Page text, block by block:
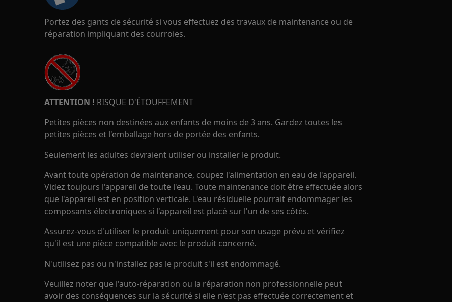
Portez des gants de sécurité si vous effectuez des travaux de maintenance ou de
réparation impliquant des courroies.
ATTENTION ! RISQUE D'ÉTOUFFEMENT
Petites pièces non destinées aux enfants de moins de 3 ans. Gardez toutes les
petites pièces et l'emballage hors de portée des enfants.
Seulement les adultes devraient utiliser ou installer le produit.
Avant toute opération de maintenance, coupez l'alimentation en eau de l'appareil.
Videz toujours l'appareil de toute l'eau. Toute maintenance doit être effectuée alors
que l'appareil est en position verticale. L'eau résiduelle pourrait endommager les
composants électroniques si l'appareil est placé sur l'un de ses côtés.
Assurez-vous d'utiliser le produit uniquement pour son usage prévu et vérifiez
qu'il est une pièce compatible avec le produit concerné.
N'utilisez pas ou n'installez pas le produit s'il est endommagé.
Veuillez noter que l'auto-réparation ou la réparation non professionnelle peut
avoir des conséquences sur la sécurité si elle n'est pas effectuée correctement et